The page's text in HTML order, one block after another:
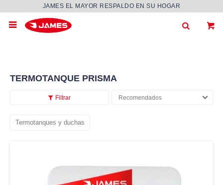
JAMES EL MAYOR RESPALDO EN SU HOGAR

TERMOTANQUE PRISMA
Recomendados
Termotanques y duchas